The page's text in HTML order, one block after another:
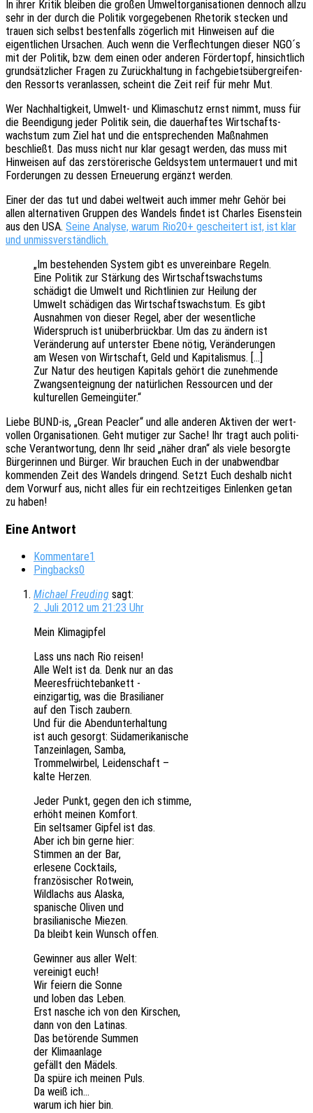
In ihrer Kritik blei­ben die großen Umwelt­or­ga­ni­sa­tio­nen dennoch allzu
sehr in der durch die Poli­tik vorge­ge­be­nen Rheto­rik stecken und
trauen sich selbst besten­falls zöger­lich mit Hinwei­sen auf die
eigent­li­chen Ursa­chen. Auch wenn die Verflech­tun­gen dieser NGO´s
mit der Poli­tik, bzw. dem einen oder ande­ren Förder­topf, hinsicht­lich
grund­sätz­li­cher Fragen zu Zurück­hal­tung in fach­ge­biets­über­grei­fen­
den Ressorts veran­las­sen, scheint die Zeit reif für mehr Mut.
Wer Nach­hal­tig­keit, Umwelt- und Klima­schutz ernst nimmt, muss für
die Been­di­gung jeder Poli­tik sein, die dauer­haf­tes Wirt­schafts­
wachs­tum zum Ziel hat und die entspre­chen­den Maßnah­men
beschließt. Das muss nicht nur klar gesagt werden, das muss mit
Hinwei­sen auf das zerstö­re­ri­sche Geld­sys­tem unter­mau­ert und mit
Forde­run­gen zu dessen Erneue­rung ergänzt werden.
Einer der das tut und dabei welt­weit auch immer mehr Gehör bei
allen alter­na­ti­ven Grup­pen des Wandels findet ist Charles Eisen­stein
aus den USA. Seine Analy­se, warum Rio20+ geschei­tert ist, ist klar
und unmissverständlich.
„Im bestehen­den System gibt es unver­ein­ba­re Regeln.
Eine Poli­tik zur Stär­kung des Wirt­schafts­wachs­tums
schä­digt die Umwelt und Richt­li­ni­en zur Heilung der
Umwelt schä­di­gen das Wirt­schafts­wachs­tum. Es gibt
Ausnah­men von dieser Regel, aber der wesent­li­che
Wider­spruch ist unüber­brück­bar. Um das zu ändern ist
Verän­de­rung auf unters­ter Ebene nötig, Verän­de­run­gen
am Wesen von Wirt­schaft, Geld und Kapi­ta­lis­mus. […]
Zur Natur des heuti­gen Kapi­tals gehört die zuneh­men­de
Zwangs­ent­eig­nung der natür­li­chen Ressour­cen und der
kultu­rel­len Gemeingüter.“
Liebe BUND-is, „Grean Peacler“ und alle ande­ren Akti­ven der wert­
vol­len Orga­ni­sa­tio­nen. Geht muti­ger zur Sache! Ihr tragt auch poli­ti­
sche Verant­wor­tung, denn Ihr seid „näher dran“ als viele besorg­te
Bürge­rin­nen und Bürger. Wir brau­chen Euch in der unab­wend­bar
kommen­den Zeit des Wandels drin­gend. Setzt Euch deshalb nicht
dem Vorwurf aus, nicht alles für ein recht­zei­ti­ges Einlen­ken getan
zu haben!
Eine Antwort
Kommentare1
Pingbacks0
Michael Freuding sagt:
2. Juli 2012 um 21:23 Uhr
Mein Klima­gip­fel
Lass uns nach Rio reisen!
Alle Welt ist da. Denk nur an das
Meeresfrüchtebankett -
einzig­ar­tig, was die Brasilianer
auf den Tisch zaubern.
Und für die Abendunterhaltung
ist auch gesorgt: Südamerikanische
Tanz­ein­la­gen, Samba,
Trom­mel­wir­bel, Leidenschaft –
kalte Herzen.
Jeder Punkt, gegen den ich stimme,
erhöht meinen Komfort.
Ein selt­sa­mer Gipfel ist das.
Aber ich bin gerne hier:
Stim­men an der Bar,
erle­se­ne Cocktails,
fran­zö­si­scher Rotwein,
Wild­lachs aus Alaska,
spani­sche Oliven und
brasi­lia­ni­sche Miezen.
Da bleibt kein Wunsch offen.
Gewin­ner aus aller Welt:
verei­nigt euch!
Wir feiern die Sonne
und loben das Leben.
Erst nasche ich von den Kirschen,
dann von den Latinas.
Das betö­ren­de Summen
der Klimaanlage
gefällt den Mädels.
Da spüre ich meinen Puls.
Da weiß ich…
warum ich hier bin.